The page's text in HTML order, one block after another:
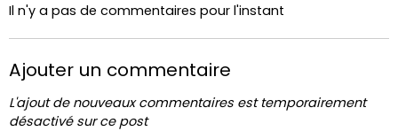
Il n'y a pas de commentaires pour l'instant
Ajouter un commentaire
L'ajout de nouveaux commentaires est temporairement
désactivé sur ce post